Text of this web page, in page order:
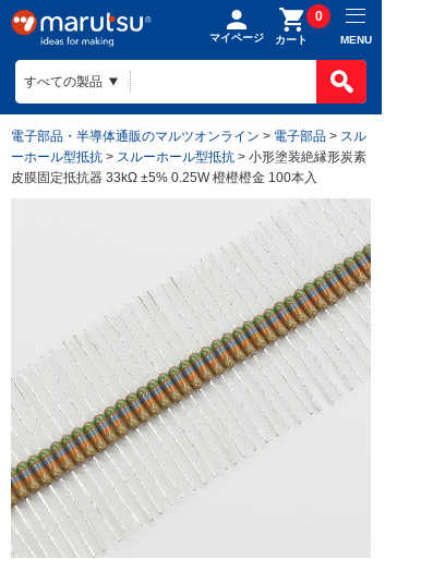
マイページ カート
0
MENU
電子部品・半導体通販のマルツオンライン > 電子部品 > スル
ーホール型抵抗 > スルーホール型抵抗 > 小形塗装絶縁形炭素
皮膜固定抵抗器 33kΩ ±5% 0.25W 橙橙橙金 100本入